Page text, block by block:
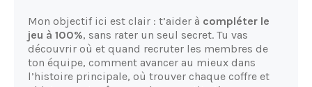
Mon objectif ici est clair : t’aider à compléter le
jeu à 100%, sans rater un seul secret. Tu vas
découvrir où et quand recruter les membres de
ton équipe, comment avancer au mieux dans
l’histoire principale, où trouver chaque coffre et